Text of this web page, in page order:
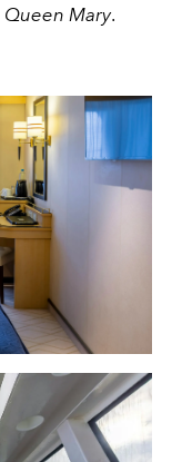
Queen Mary.